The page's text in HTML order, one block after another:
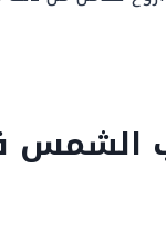
الشمس